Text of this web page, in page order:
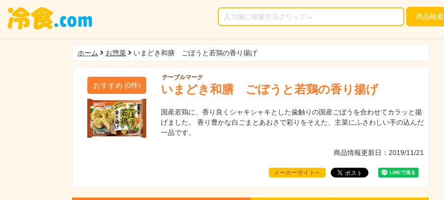
商品検索
ホーム お惣菜 いまどき和膳 ごぼうと若鶏の香り揚げ
おすすめ (0件)
テーブルマーク
いまどき和膳 ごぼうと若鶏の香り揚げ
国産若鶏に、香り良くシャキシャキとした歯触りの国産ごぼうを合わせてカラッと揚
げました。 香り豊かな白ごまとあおさで彩りをそえた、主菜にふさわしい手の込んだ
一品です。
商品情報更新日：2019/11/21
メーカーサイトへ